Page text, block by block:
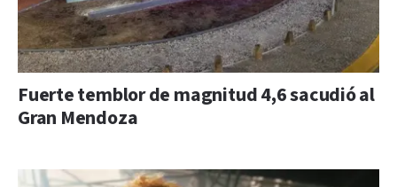
Fuerte temblor de magnitud 4,6 sacudió al
Gran Mendoza